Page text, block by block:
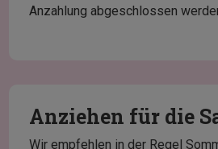
Anzahlung abgeschlossen
Anziehen für die
Wir empfehlen in der Regel